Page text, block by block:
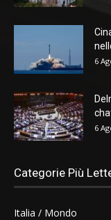
6
6
Categorie Più
Italia / Mondo